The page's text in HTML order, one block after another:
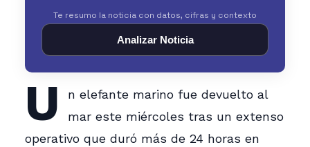
Te resumo la noticia con datos, cifras y contexto
Analizar Noticia
U
n elefante marino fue devuelto al
mar este miércoles tras un extenso
operativo que duró más de 24 horas en